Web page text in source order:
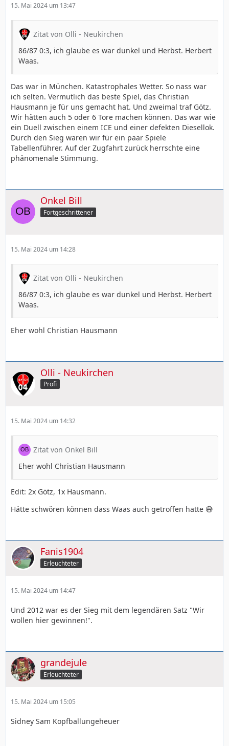
15. Mai 2024 um 13:47
Zitat von Olli - Neukirchen
86/87 0:3, ich glaube es war dunkel und Herbst. Herbert
Waas.
Das war in München. Katastrophales Wetter. So nass war
ich selten. Vermutlich das beste Spiel, das Christian
Hausmann je für uns gemacht hat. Und zweimal traf Götz.
Wir hätten auch 5 oder 6 Tore machen können. Das war wie
ein Duell zwischen einem ICE und einer defekten Diesellok.
Durch den Sieg waren wir für ein paar Spiele
Tabellenführer. Auf der Zugfahrt zurück herrschte eine
phänomenale Stimmung.
Onkel Bill
Fortgeschrittener
15. Mai 2024 um 14:28
Zitat von Olli - Neukirchen
86/87 0:3, ich glaube es war dunkel und Herbst. Herbert
Waas.
Eher wohl Christian Hausmann
Olli - Neukirchen
Profi
15. Mai 2024 um 14:32
Zitat von Onkel Bill
Eher wohl Christian Hausmann
Edit: 2x Götz, 1x Hausmann.
Hätte schwören können dass Waas auch getroffen hatte 😅
Fanis1904
Erleuchteter
15. Mai 2024 um 14:47
Und 2012 war es der Sieg mit dem legendären Satz "Wir
wollen hier gewinnen!".
grandejule
Erleuchteter
15. Mai 2024 um 15:05
Sidney Sam Kopfballungeheuer